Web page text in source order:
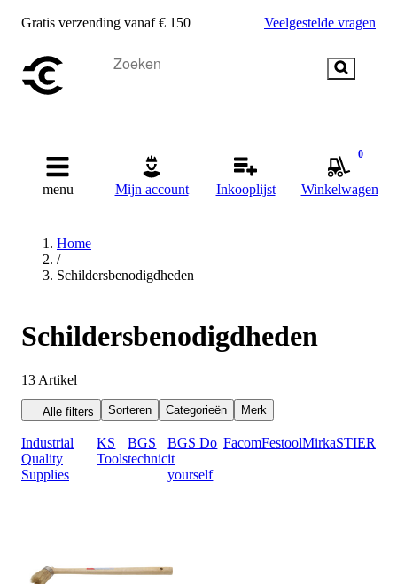
Gratis verzending vanaf € 150 Veelgestelde vragen
menu Mijn account Inkooplijst
0
Winkelwagen
Home
/
Schildersbenodigdheden
Schildersbenodigdheden
13 Artikel
Alle filters Sorteren Categorieën Merk
Industrial
Quality
Supplies
KS
Tools
BGS
technic
BGS Do
it
yourself
FacomFestoolMirkaSTIER